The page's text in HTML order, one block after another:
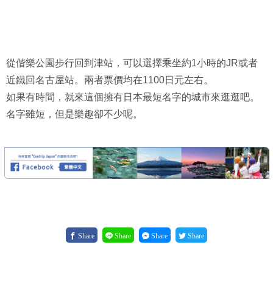
從偕樂公園步行回到津站，可以選擇乘坐約1小時的JR或者
近鐵回名古屋站。兩者票價均在1100日元左右。
如果有時間，就來這個擁有日本最短名字的城市來逛逛吧。
名字雖短，但是樂趣卻不少呢。
Share Share Share Share